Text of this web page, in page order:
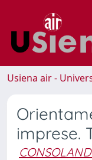
Usiena air -
imprese.